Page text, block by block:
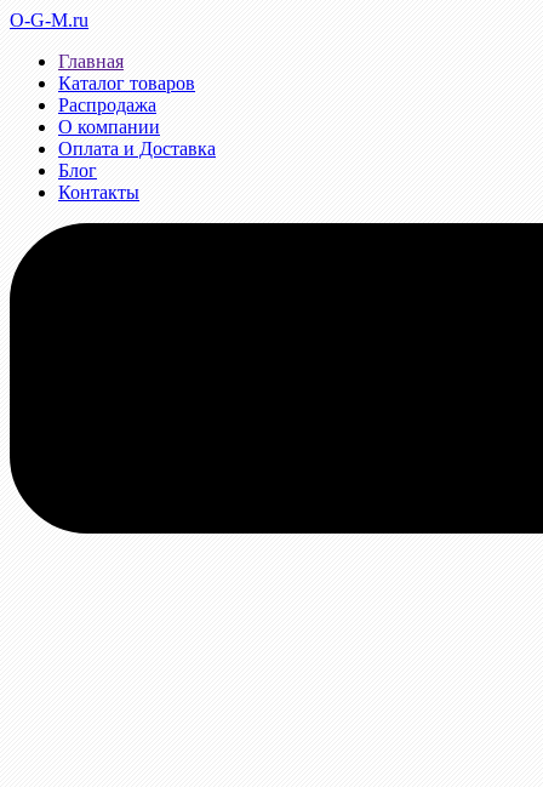
O-G-M.ru
Главная
Каталог товаров
Распродажа
О компании
Оплата и Доставка
Блог
Контакты